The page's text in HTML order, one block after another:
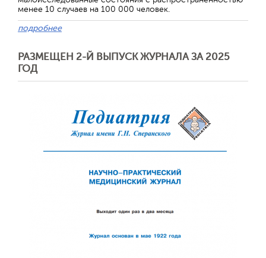
менее 10 случаев на 100 000 человек.
подробнее
РАЗМЕЩЕН 2-Й ВЫПУСК ЖУРНАЛА ЗА 2025
ГОД